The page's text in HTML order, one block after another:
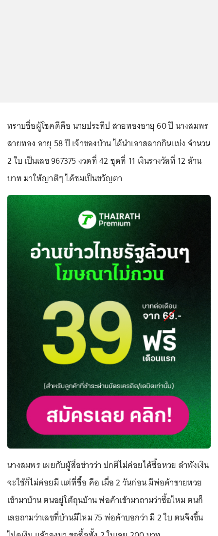
ทราบชื่อผู้โชคดีคือ นายประทีป สายทองอายุ 60 ปี นางสมพร
สายทอง อายุ 58 ปี เจ้าของบ้าน ได้นำเอาสลากกินแบ่ง จำนวน
2 ใบ เป็นเลข 967375 งวดที่ 42 ชุดที่ 11 เงินรางวัลที่ 12 ล้าน
บาท มาให้ญาติๆ ได้ชมเป็นขวัญตา
นางสมพร เผยกับผู้สื่อข่าวว่า ปกติไม่ค่อยได้ซื้อหวย ลำพังเงิน
จะใช้ก็ไม่ค่อยมี แต่ที่ซื้อ คือ เมื่อ 2 วันก่อน มีพ่อค้าขายหวย
เข้ามาบ้าน ตนอยู่ใต้ถุนบ้าน พ่อค้าเข้ามาถามว่าซื้อไหม ตนก็
เลยถามว่าเลขที่บ้านมีไหม 75 พ่อค้าบอกว่า มี 2 ใบ ตนจึงขึ้น